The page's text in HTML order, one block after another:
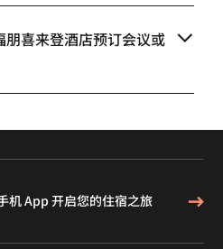
喜来登酒店预订会议或
机 App 开启您的住宿之旅